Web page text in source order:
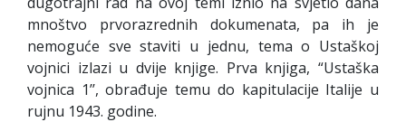
mnoštvo prvorazrednih dokumenata, pa ih je
nemoguće sve staviti u jednu, tema o Ustaškoj
vojnici izlazi u dvije knjige. Prva knjiga, “Ustaška
vojnica 1’’, obrađuje temu do kapitulacije Italije u
rujnu 1943. godine.